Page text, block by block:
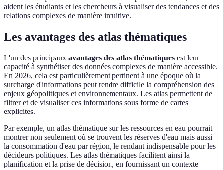
aident les étudiants et les chercheurs à visualiser des tendances et des
relations complexes de manière intuitive.
Les avantages des atlas thématiques
L'un des principaux avantages des atlas thématiques est leur
capacité à synthétiser des données complexes de manière accessible.
En 2026, cela est particulièrement pertinent à une époque où la
surcharge d'informations peut rendre difficile la compréhension des
enjeux géopolitiques et environnementaux. Les atlas permettent de
filtrer et de visualiser ces informations sous forme de cartes
explicites.
Par exemple, un atlas thématique sur les ressources en eau pourrait
montrer non seulement où se trouvent les réserves d'eau mais aussi
la consommation d'eau par région, le rendant indispensable pour les
décideurs politiques. Les atlas thématiques facilitent ainsi la
planification et la prise de décision, en fournissant un contexte